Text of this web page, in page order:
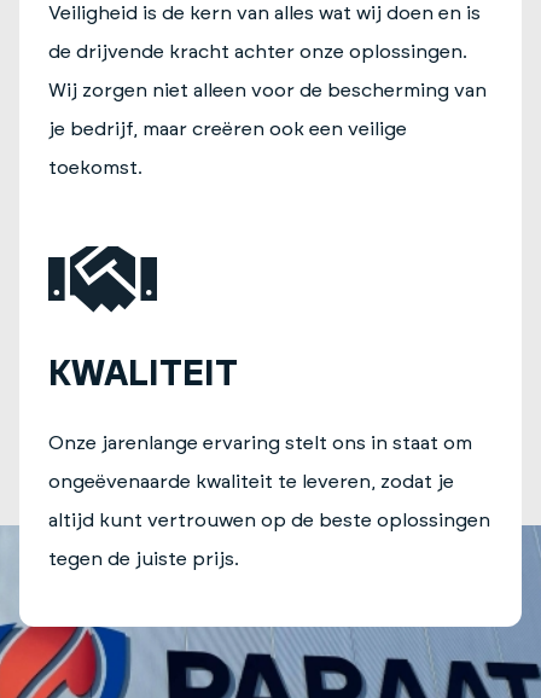
Veiligheid is de kern van alles wat wij doen en is
de drijvende kracht achter onze oplossingen.
Wij zorgen niet alleen voor de bescherming van
je bedrijf, maar creëren ook een veilige
toekomst.
KWALITEIT
Onze jarenlange ervaring stelt ons in staat om
ongeëvenaarde kwaliteit te leveren, zodat je
altijd kunt vertrouwen op de beste oplossingen
tegen de juiste prijs.